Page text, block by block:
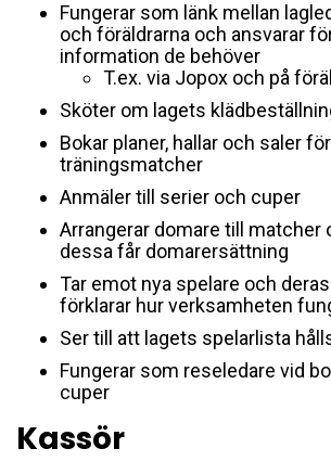
Fungerar som länk mellan
och föräldrarna och ansvarar
information de behöver
T.ex. via Jopox och på
Sköter om lagets
Bokar planer, hallar och saler
träningsmatcher
Anmäler till serier och cuper
Arrangerar domare till matcher
dessa får domarersättning
Tar emot nya spelare och
förklarar hur verksamheten
Ser till att lagets spelarlista
Fungerar som reseledare vid
cuper
Kassör